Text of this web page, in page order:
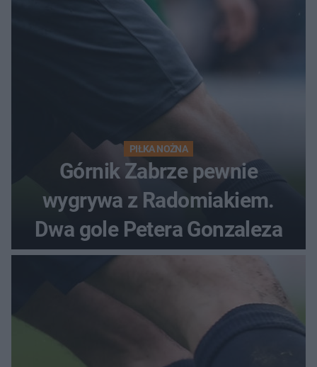
PIŁKA NOŻNA
Górnik Zabrze pewnie
wygrywa z Radomiakiem.
Dwa gole Petera Gonzaleza